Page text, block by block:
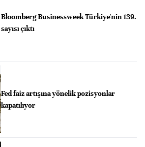
Bloomberg Businessweek Türkiye'nin 139.
sayısı çıktı
Fed faiz artışına yönelik pozisyonlar
kapatılıyor